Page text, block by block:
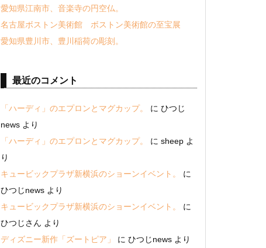
愛知県江南市、音楽寺の円空仏。
名古屋ボストン美術館 ボストン美術館の至宝展
愛知県豊川市、豊川稲荷の彫刻。
最近のコメント
「ハーディ」のエプロンとマグカップ。 に ひつじ
news より
「ハーディ」のエプロンとマグカップ。
に sheep よ
り
キュービックプラザ新横浜のショーンイベント。
に
ひつじnews より
キュービックプラザ新横浜のショーンイベント。
に
ひつじさん より
ディズニー新作「ズートピア」
に ひつじnews より